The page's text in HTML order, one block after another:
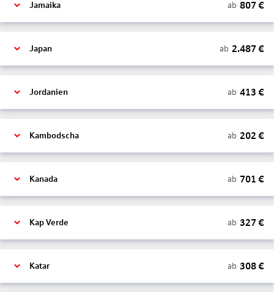
Jamaika ab 807 €
Japan ab 2.487 €
Jordanien ab 413 €
Kambodscha ab 202 €
Kanada ab 701 €
Kap Verde ab 327 €
Katar ab 308€